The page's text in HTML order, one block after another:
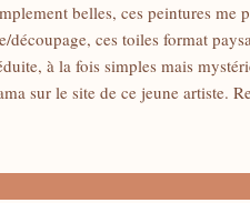
belles, ces peintures me
découpage, ces toiles format
à la fois simples mais
sur le site de ce jeune artiste.